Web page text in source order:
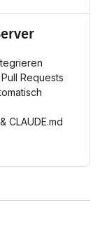
Requests
CLAUDE.md